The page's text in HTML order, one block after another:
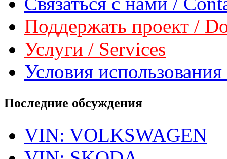
Поддержать проект /
Услуги / Services
Условия
Последние обсуждения
VIN: VOLKSWAGEN